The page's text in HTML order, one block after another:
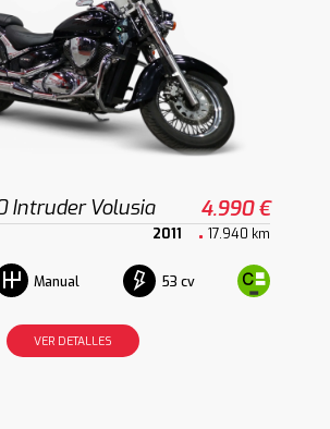
Intruder Volusia 4.990 €
2011 17.940 km
Manual 53 cv
VER DETALLES